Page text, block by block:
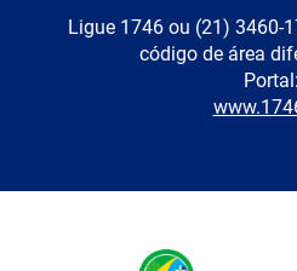
Ligue 1746 ou (21) 3460-
código de área
Portal: